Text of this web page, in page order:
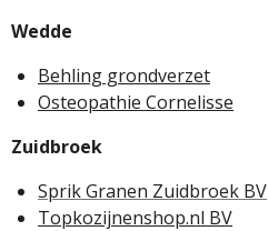
Wedde
Behling grondverzet
Osteopathie Cornelisse
Zuidbroek
Sprik Granen Zuidbroek BV
Topkozijnenshop.nl BV